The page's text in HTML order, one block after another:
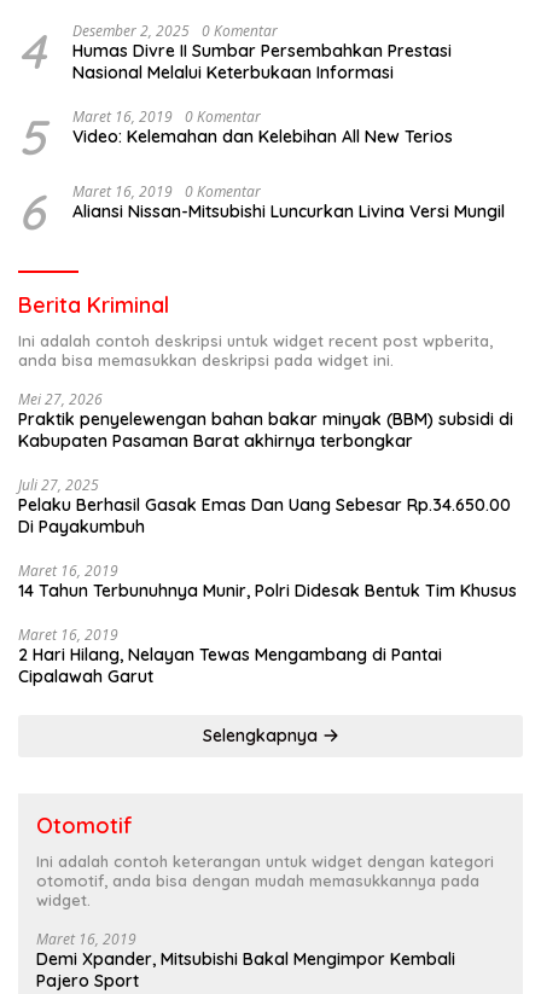
4 Desember 2, 2025 0 Komentar
Humas Divre II Sumbar Persembahkan Prestasi
Nasional Melalui Keterbukaan Informasi
5 Maret 16, 2019 0 Komentar
Video: Kelemahan dan Kelebihan All New Terios
6 Maret 16, 2019 0 Komentar
Aliansi Nissan-Mitsubishi Luncurkan Livina Versi Mungil
Berita Kriminal
Ini adalah contoh deskripsi untuk widget recent post wpberita,
anda bisa memasukkan deskripsi pada widget ini.
Mei 27, 2026
Praktik penyelewengan bahan bakar minyak (BBM) subsidi di
Kabupaten Pasaman Barat akhirnya terbongkar
Juli 27, 2025
Pelaku Berhasil Gasak Emas Dan Uang Sebesar Rp.34.650.00
Di Payakumbuh
Maret 16, 2019
14 Tahun Terbunuhnya Munir, Polri Didesak Bentuk Tim Khusus
Maret 16, 2019
2 Hari Hilang, Nelayan Tewas Mengambang di Pantai
Cipalawah Garut
Selengkapnya
Otomotif
Ini adalah contoh keterangan untuk widget dengan kategori
otomotif, anda bisa dengan mudah memasukkannya pada
widget.
Maret 16, 2019
Demi Xpander, Mitsubishi Bakal Mengimpor Kembali
Pajero Sport